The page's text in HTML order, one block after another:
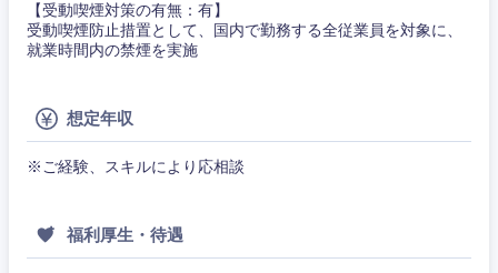
【受動喫煙対策の有無：有】
受動喫煙防止措置として、国内で勤務する全従業員を対象に、
就業時間内の禁煙を実施
想定年収
※ご経験、スキルにより応相談
福利厚生・待遇
甲信越・北陸
石川県